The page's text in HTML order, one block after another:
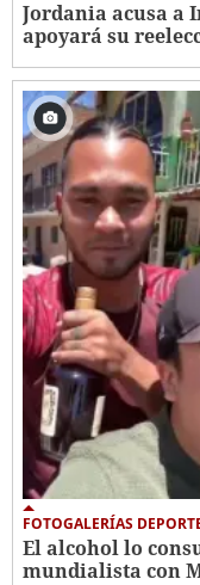
Jordania acusa a
apoyará su
FOTOGALERÍAS
El alcohol lo
mundialista con